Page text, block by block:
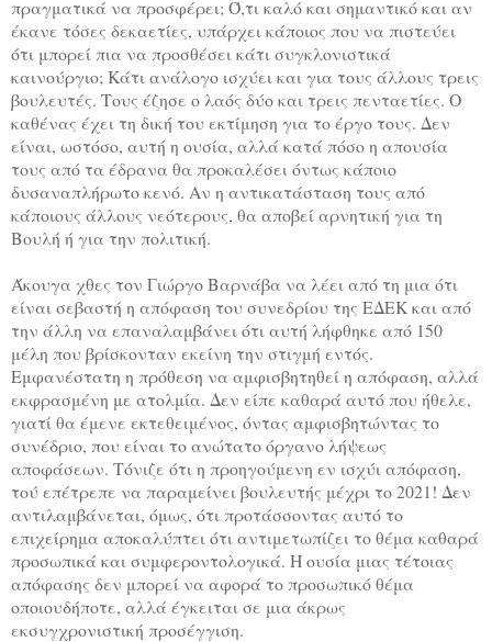
πραγματικά να προσφέρει; Ό,τι καλό και σημαντικό και αν
έκανε τόσες δεκαετίες, υπάρχει κάποιος που να πιστεύει
ότι μπορεί πια να προσθέσει κάτι συγκλονιστικά
καινούργιο; Κάτι ανάλογο ισχύει και για τους άλλους τρεις
βουλευτές. Τους έζησε ο λαός δύο και τρεις πενταετίες. Ο
καθένας έχει τη δική του εκτίμηση για το έργο τους. Δεν
είναι, ωστόσο, αυτή η ουσία, αλλά κατά πόσο η απουσία
τους από τα έδρανα θα προκαλέσει όντως κάποιο
δυσαναπλήρωτο κενό. Αν η αντικατάσταση τους από
κάποιους άλλους νεότερους, θα αποβεί αρνητική για τη
Βουλή ή για την πολιτική.
Άκουγα χθες τον Γιώργο Βαρνάβα να λέει από τη μια ότι
είναι σεβαστή η απόφαση του συνεδρίου της ΕΔΕΚ και από
την άλλη να επαναλαμβάνει ότι αυτή λήφθηκε από 150
μέλη που βρίσκονταν εκείνη την στιγμή εντός.
Εμφανέστατη η πρόθεση να αμφισβητηθεί η απόφαση, αλλά
εκφρασμένη με ατολμία. Δεν είπε καθαρά αυτό που ήθελε,
γιατί θα έμενε εκτεθειμένος, όντας αμφισβητώντας το
συνέδριο, που είναι το ανώτατο όργανο λήψεως
αποφάσεων. Τόνιζε ότι η προηγούμενη εν ισχύι απόφαση,
τού επέτρεπε να παραμείνει βουλευτής μέχρι το 2021! Δεν
αντιλαμβάνεται, όμως, ότι προτάσσοντας αυτό το
επιχείρημα αποκαλύπτει ότι αντιμετωπίζει το θέμα καθαρά
προσωπικά και συμφεροντολογικά. Η ουσία μιας τέτοιας
απόφασης δεν μπορεί να αφορά το προσωπικό θέμα
οποιουδήποτε, αλλά έγκειται σε μια άκρως
εκσυγχρονιστική προσέγγιση.